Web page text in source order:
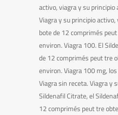
activo, viagra y su principio
Viagra y su principio
bote de 12 comprimés
environ. Viagra 100. El
de 12 comprimés peut tre
environ. Viagra 100 mg,
Viagra sin receta. Viagra y
Sildenafil Citrate, el
12 comprimés peut tre